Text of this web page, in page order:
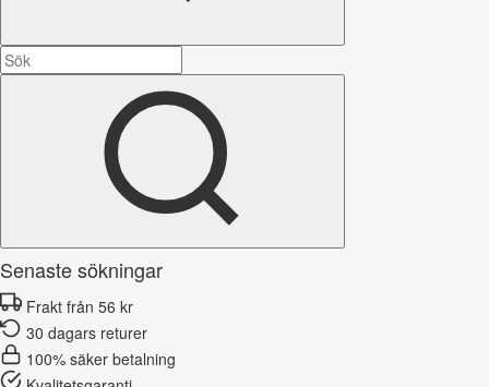
Senaste sökningar
Frakt från 56 kr
30 dagars returer
100% säker betalning